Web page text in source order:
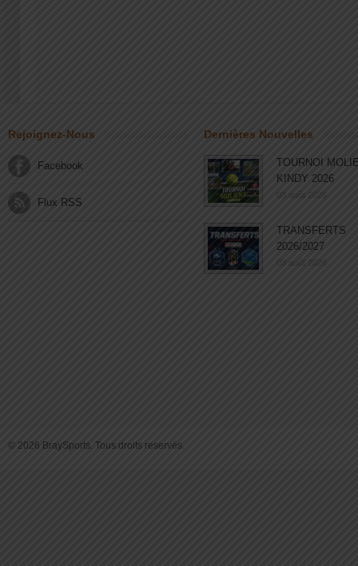
Rejoignez-Nous
Facebook
Flux RSS
Dernières Nouvelles
TOURNOI
KINDY 2026
03 août 2026
TRANSFERTS
2026/2027
03 août 2026
© 2026 BraySports. Tous droits reservés.